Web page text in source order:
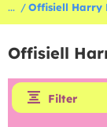
... Offisiell Harry
Offisiell
Filter